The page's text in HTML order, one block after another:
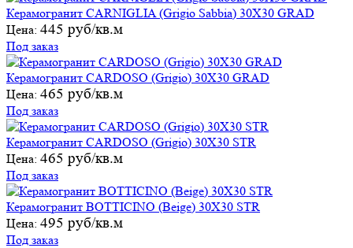
Керамогранит CARNIGLIA (Grigio Sabbia) 30X30 GRAD
Цена: 445 руб/кв.м
Под заказ
Керамогранит CARDOSO (Grigio) 30X30 GRAD
Цена: 465 руб/кв.м
Под заказ
Керамогранит CARDOSO (Grigio) 30X30 STR
Цена: 465 руб/кв.м
Под заказ
Керамогранит BOTTICINO (Beige) 30X30 STR
Цена: 495 руб/кв.м
Под заказ